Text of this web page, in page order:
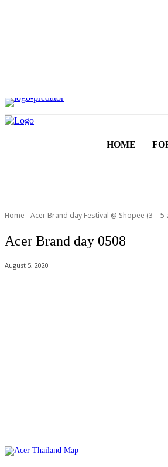
HOME
Home Acer Brand day Festival @ Shopee (3 – 5
Acer Brand day 0508
August 5, 2020